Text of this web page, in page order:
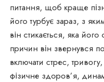
питання, щоб краще
його турбує зараз, з
він стикається, яка його
причин він звернувся
включати стрес,
фізичне здоров’я,